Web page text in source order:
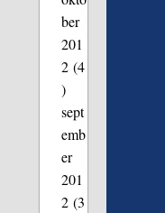
ber
201
2(4
)
sept
emb
er
201
2(3